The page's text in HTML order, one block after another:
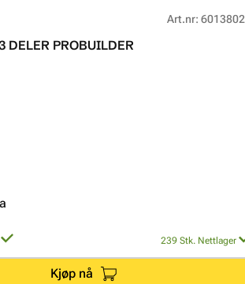
Art.nr:
DELER PROBUILDER
239 Stk. Nettlager
Kjøp nå